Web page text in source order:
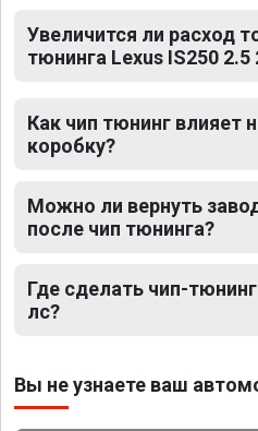
Увеличится ли расход
тюнинга Lexus IS250 2.5
Как чип тюнинг влияет
коробку?
Можно ли вернуть
после чип тюнинга?
Где сделать чип-
лс?
Вы не узнаете ваш